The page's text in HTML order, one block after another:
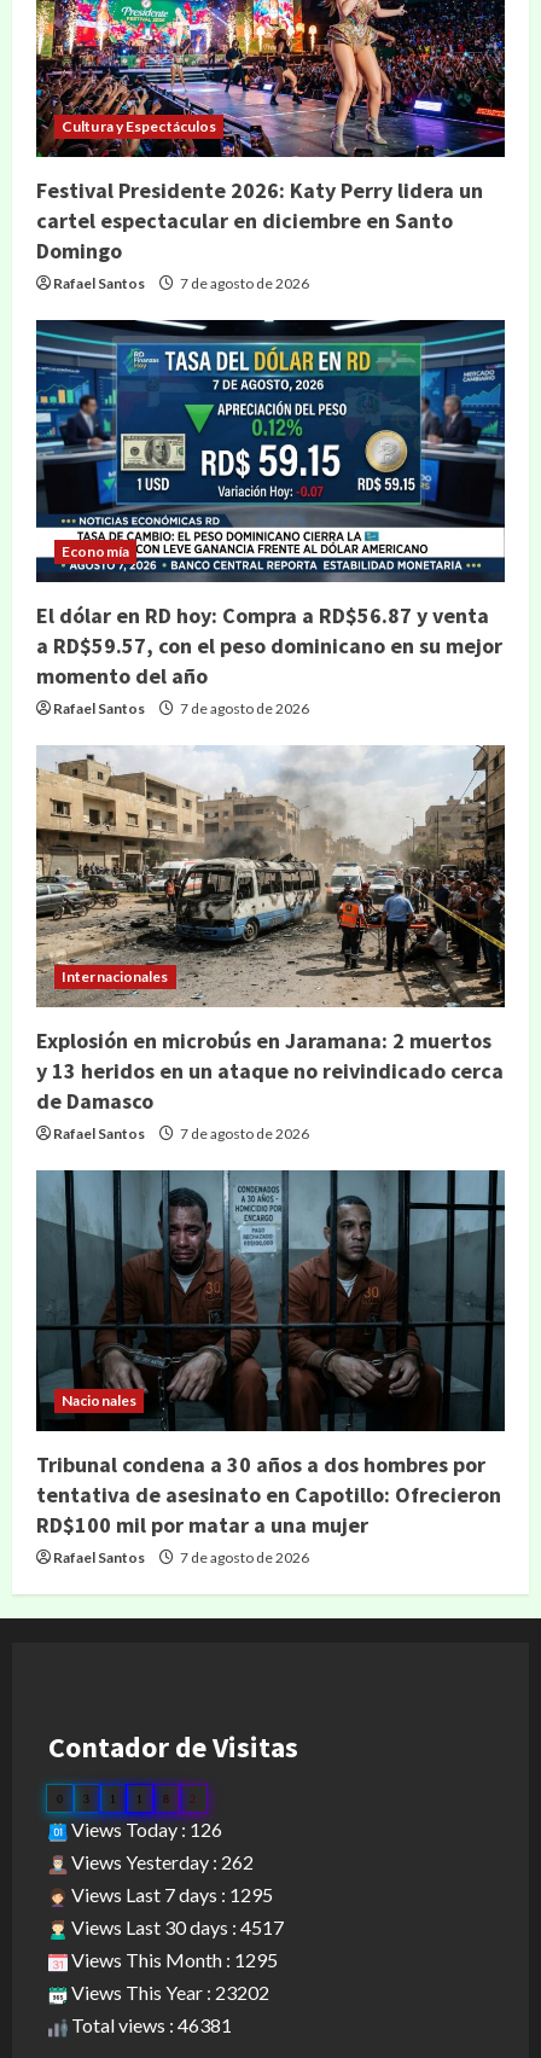
Cultura y Espectáculos
Festival Presidente 2026: Katy Perry lidera un
cartel espectacular en diciembre en Santo
Domingo
Rafael Santos 7 de agosto de 2026
Economía
El dólar en RD hoy: Compra a RD$56.87 y venta
a RD$59.57, con el peso dominicano en su mejor
momento del año
Rafael Santos 7 de agosto de 2026
Internacionales
Explosión en microbús en Jaramana: 2 muertos
y 13 heridos en un ataque no reivindicado cerca
de Damasco
Rafael Santos 7 de agosto de 2026
Nacionales
Tribunal condena a 30 años a dos hombres por
tentativa de asesinato en Capotillo: Ofrecieron
RD$100 mil por matar a una mujer
Rafael Santos 7 de agosto de 2026
Contador de Visitas
3 1 1 8 2
Views Today : 126
Views Yesterday : 262
Views Last 7 days : 1295
Views Last 30 days : 4517
Views This Month : 1295
Views This Year : 23202
Total views : 46381